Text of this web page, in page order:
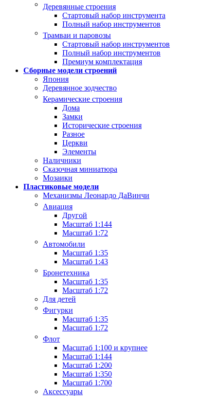
Деревянные строения
Стартовый набор инструмента
Полный набор инструментов
Трамваи и паровозы
Стартовый набор инструментов
Полный набор инструментов
Премиум комплектация
Сборные модели строений
Япония
Деревянное зодчество
Керамические строения
Дома
Замки
Исторические строения
Разное
Церкви
Элементы
Наличники
Сказочная миниатюра
Мозаики
Пластиковые модели
Механизмы Леонардо ДаВинчи
Авиация
Другой
Масштаб 1:144
Масштаб 1:72
Автомобили
Масштаб 1:35
Масштаб 1:43
Бронетехника
Масштаб 1:35
Масштаб 1:72
Для детей
Фигурки
Масштаб 1:35
Масштаб 1:72
Флот
Масштаб 1:100 и крупнее
Масштаб 1:144
Масштаб 1:200
Масштаб 1:350
Масштаб 1:700
Аксессуары